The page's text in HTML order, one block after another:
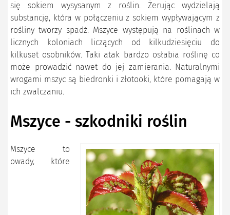
się sokiem wysysanym z roślin. Żerując wydzielają
substancję, która w połączeniu z sokiem wypływającym z
rośliny tworzy spadź. Mszyce występują na roślinach w
licznych koloniach liczących od kilkudziesięciu do
kilkuset osobników. Taki atak bardzo osłabia roślinę co
może prowadzić nawet do jej zamierania. Naturalnymi
wrogami mszyc są biedronki i złotooki, które pomagają w
ich zwalczaniu.
Mszyce - szkodniki roślin
Mszyce to
owady, które